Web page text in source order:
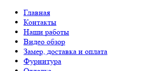
Главная
Контакты
Наши работы
Видео обзор
Замер, доставка и оплата
Фурнитура